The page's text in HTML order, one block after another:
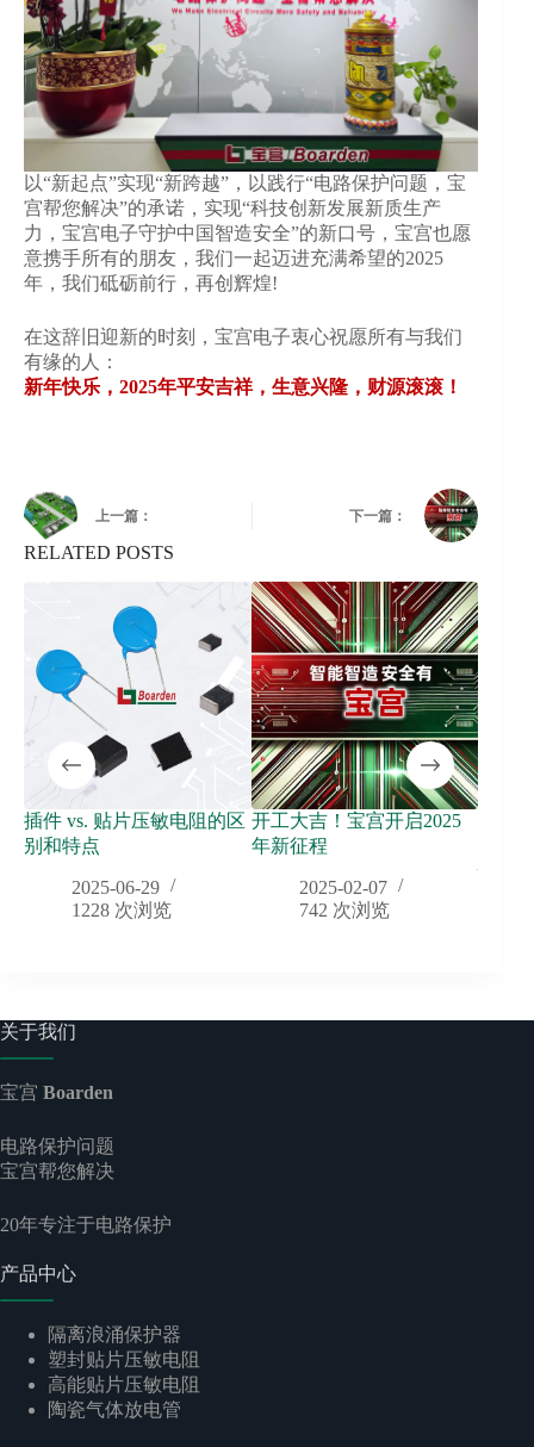
以“新起点”实现“新跨越”，以践行“电路保护问题，宝
宫帮您解决”的承诺，实现“科技创新发展新质生产
力，宝宫电子守护中国智造安全”的新口号，宝宫也愿
意携手所有的朋友，我们一起迈进充满希望的2025
年，我们砥砺前行，再创辉煌!
在这辞旧迎新的时刻，宝宫电子衷心祝愿所有与我们
有缘的人：
新年快乐，2025年平安吉祥，生意兴隆，财源滚滚！
上一篇： 下一篇：
RELATED POSTS
插件 vs. 贴片压敏电阻的区
别和特点
2025-06-29
1228 次浏览
开工大吉！宝宫开启2025
年新征程
2025-02-07
742 次浏览
关于我们
宝宫 Boarden
电路保护问题
宝宫帮您解决
20年专注于电路保护
产品中心
隔离浪涌保护器
塑封贴片压敏电阻
高能贴片压敏电阻
陶瓷气体放电管